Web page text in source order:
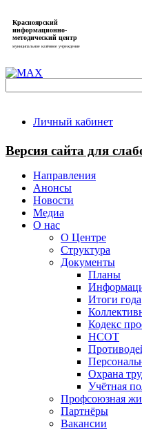
Красноярский
информационно-
методический центр
муниципальное казённое учреждение
Личный кабинет
Версия сайта для
Направления
Анонсы
Новости
Медиа
О нас
О Центре
Структура
Документы
Планы
Итоги года
Кодекс
НСОТ
Охрана
Учётная
Профсоюзная
Партнёры
Вакансии